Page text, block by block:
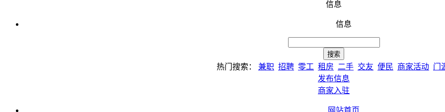
信息
信息
热门搜索： 兼职 招聘 零工 租房 二手 交友 便民 商家活动 门
发布信息
商家入驻
网站首页